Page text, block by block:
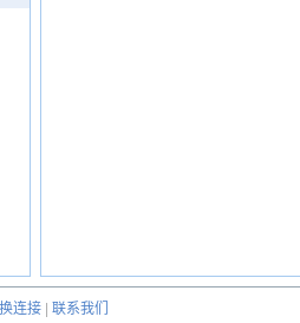
连接
联系我们